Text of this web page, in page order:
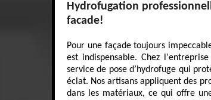
Hydrofugation
facade!
Pour une façade toujours
est indispensable. Chez
service de pose d’hydrofuge qui
éclat. Nos artisans appliquent des
dans les matériaux, ce qui offre